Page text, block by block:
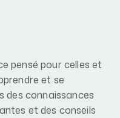
pensé pour celles et
et se
des connaissances
et des conseils